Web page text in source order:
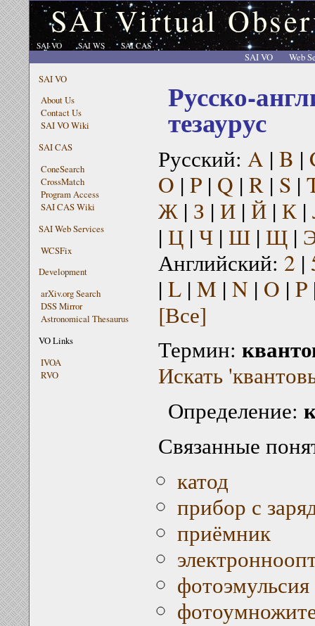
SAI Virtual
SAI VO SAI WS SAI CAS
SAI VO
Web
SAI VO
About Us
Contact Us
SAI VO Wiki
SAI CAS
ConeSearch
CrossMatch
Program Access
SAI CAS Wiki
SAI Web Services
WCSFix
Development
arXiv.org Search
DSS Mirror
Astronomical Thesaurus
VO Links
IVOA
RVO
Русско-
тезаурус
Русский: A | B |
O | P| Q | R| S |
Ж| З | И| Й| К|
| Ц| Ч| Ш| Щ|
Английский: 2 |
| L| M | N | O | P
[Все]
Термин:
Искать
Определение:
Связанные
катод
прибор с
приёмник
фотоэмульсия